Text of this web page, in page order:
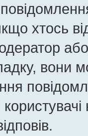
хтось
вони